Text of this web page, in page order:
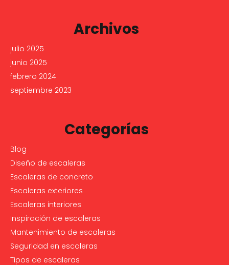
Archivos
julio 2025
junio 2025
febrero 2024
septiembre 2023
Categorías
Blog
Diseño de escaleras
Escaleras de concreto
Escaleras exteriores
Escaleras interiores
Inspiración de escaleras
Mantenimiento de escaleras
Seguridad en escaleras
Tipos de escaleras